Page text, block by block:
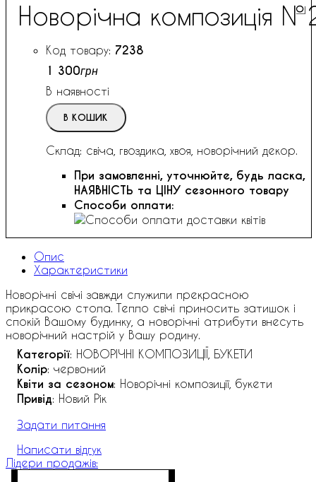
Новорічна композиція
7238
1 300грн
В наявності
В КОШИК
Склад: свіча, гвоздика, хвоя, новорічний декор.
При замовленні, уточнюйте, будь ласка,
НАЯВНІСТЬ та ЦІНУ сезонного товару
Способи оплати:
Опис
Характеристики
Новорічні свічі завжди служили прекрасною
прикрасою стола. Тепло свічі приносить затишок і
спокій Вашому будинку, а новорічні атрибути внесуть
новорічний настрій у Вашу родину.
Категорії: НОВОРІЧНІ КОМПОЗИЦІЇ, БУКЕТИ
Колір: червоний
Квіти за сезоном: Новорічні композиції, букети
Привід: Новий Рік
Задати питання
Написати відгук
Лідери продажів: